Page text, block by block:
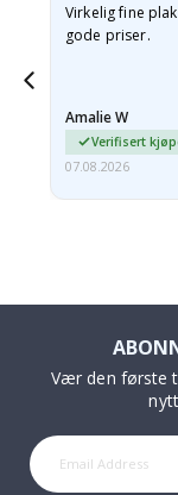
Virkelig fine
gode priser.
Amalie W
Verifisert
07.08.2026
Vær den første